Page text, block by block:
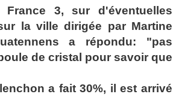
France 3, sur d'éventuelles
la ville dirigée par Martine
a répondu: "pas
de cristal pour savoir que
a fait 30%, il est arrivé